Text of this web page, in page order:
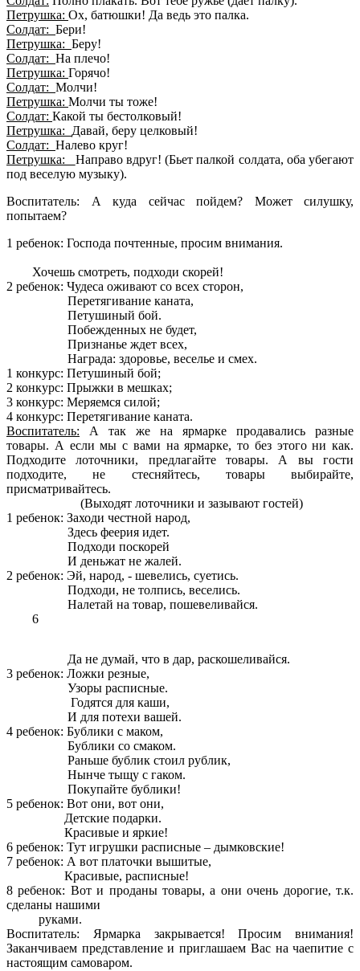
Петрушка: Ох, батюшки! Да ведь это палка.
Солдат: Бери!
Петрушка: Беру!
Солдат: На плечо!
Петрушка: Горячо!
Солдат: Молчи!
Петрушка: Молчи ты тоже!
Солдат: Какой ты бестолковый!
Петрушка: Давай, беру целковый!
Солдат: Налево круг!
Петрушка: Направо вдруг! (Бьет палкой солдата, оба убегают
под веселую музыку).
Воспитатель: А куда сейчас пойдем? Может силушку,
попытаем?
1 ребенок: Господа почтенные, просим внимания.
Хочешь смотреть, подходи скорей!
2 ребенок: Чудеса оживают со всех сторон,
Перетягивание каната,
Петушиный бой.
Побежденных не будет,
Признанье ждет всех,
Награда: здоровье, веселье и смех.
1 конкурс: Петушиный бой;
2 конкурс: Прыжки в мешках;
3 конкурс: Меряемся силой;
4 конкурс: Перетягивание каната.
Воспитатель: А так же на ярмарке продавались разные
товары. А если мы с вами на ярмарке, то без этого ни как.
Подходите лоточники, предлагайте товары. А вы гости
подходите, не стесняйтесь, товары выбирайте,
присматривайтесь.
(Выходят лоточники и зазывают гостей)
1 ребенок: Заходи честной народ,
Здесь феерия идет.
Подходи поскорей
И деньжат не жалей.
2 ребенок: Эй, народ, - шевелись, суетись.
Подходи, не толпись, веселись.
Налетай на товар, пошевеливайся.
6
Да не думай, что в дар, раскошеливайся.
3 ребенок: Ложки резные,
Узоры расписные.
Годятся для каши,
И для потехи вашей.
4 ребенок: Бублики с маком,
Бублики со смаком.
Раньше бублик стоил рублик,
Нынче тыщу с гаком.
Покупайте бублики!
5 ребенок: Вот они, вот они,
Детские подарки.
Красивые и яркие!
6 ребенок: Тут игрушки расписные – дымковские!
7 ребенок: А вот платочки вышитые,
Красивые, расписные!
8 ребенок: Вот и проданы товары, а они очень дорогие, т.к.
сделаны нашими
руками.
Воспитатель: Ярмарка закрывается! Просим внимания!
Заканчиваем представление и приглашаем Вас на чаепитие с
настоящим самоваром.